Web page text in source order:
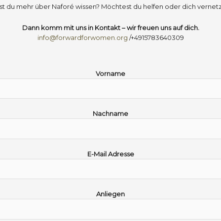
du mehr über Naforé wissen? Möchtest du helfen oder dich
Dann komm mit uns in Kontakt – wir freuen uns auf dich.
info@forwardforwomen.org /+4915783640309
Vorname
Nachname
E-Mail Adresse
Anliegen